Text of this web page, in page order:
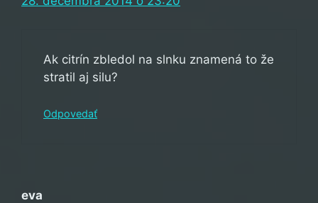
Ak citrín zbledol na slnku znamená to že
stratil aj silu?
Odpovedať
eva